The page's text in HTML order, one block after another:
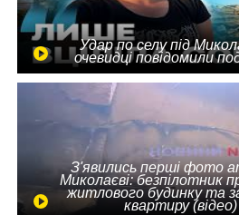
Удар по селу під
очевидці повідомили
З'явились перші фото
Миколаєві: безпілотник
житлового будинку та
квартиру (відео)